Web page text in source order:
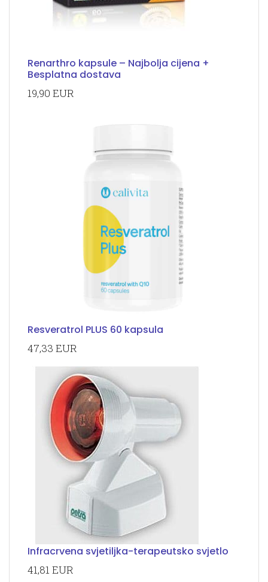
Renarthro kapsule – Najbolja cijena +
Besplatna dostava
19,90 EUR
Resveratrol PLUS 60 kapsula
47,33 EUR
Infracrvena svjetiljka-terapeutsko svjetlo
41,81 EUR